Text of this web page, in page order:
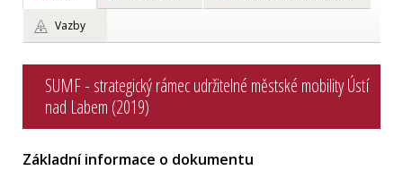
Vazby
SUMF - strategický rámec udržitelné městské mobility Ústí
nad Labem (2019)
Základní informace o dokumentu